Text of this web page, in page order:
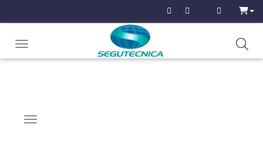
Toggle navigation
Navigation ein-/ausblenden